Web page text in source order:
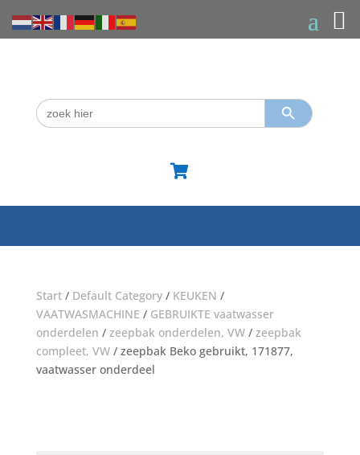
Zoek
naar:
Zoekknop

Start/ Default Category/ KEUKEN /
VAATWASMACHINE / GEBRUIKTE vaatwasser
onderdelen / zeepbak onderdelen, VW/ zeepbak
compleet, VW/ zeepbak Beko gebruikt, 171877,
vaatwasser onderdeel